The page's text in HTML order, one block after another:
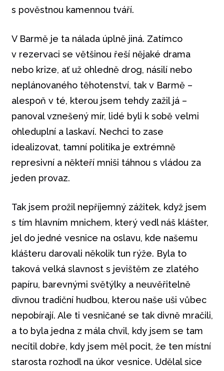
s pověstnou kamennou tváří.
V Barmě je ta nálada úplně jiná. Zatímco
v rezervaci se většinou řeší nějaké drama
nebo krize, ať už ohledně drog, násilí nebo
neplánovaného těhotenství, tak v Barmě –
alespoň v té, kterou jsem tehdy zažil já –
panoval vznešený mír, lidé byli k sobě velmi
ohleduplní a laskaví. Nechci to zase
idealizovat, tamní politika je extrémně
represivní a někteří mniši táhnou s vládou za
jeden provaz.
Tak jsem prožil nepříjemný zážitek, když jsem
s tím hlavním mnichem, který vedl náš klášter,
jel do jedné vesnice na oslavu, kde našemu
klášteru darovali několik tun rýže. Byla to
taková velká slavnost s jevištěm ze zlatého
papíru, barevnými světýlky a neuvěřitelně
divnou tradiční hudbou, kterou naše uši vůbec
nepobírají. Ale ti vesničané se tak divně mračili,
a to byla jedna z mála chvil, kdy jsem se tam
necítil dobře, kdy jsem měl pocit, že ten místní
starosta rozhodl na úkor vesnice. Udělal sice